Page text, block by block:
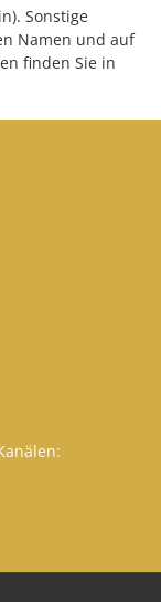
Sonstige
Namen und auf
finden Sie in